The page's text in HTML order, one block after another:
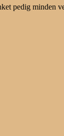
pedig minden